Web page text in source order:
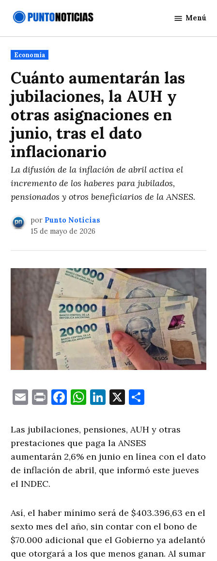
Noticias
Menú
Publicado
en
Economía
Cuánto aumentarán las
jubilaciones, la AUH y
otras asignaciones en
junio, tras el dato
inflacionario
La difusión de la inflación de abril activa el
incremento de los haberes para jubilados,
pensionados y otros beneficiarios de la ANSES.
por Punto Noticias
15 de mayo de 2026
EmailPrintFacebook
WhatsApp
LinkedIn
X
Las jubilaciones, pensiones, AUH y otras
prestaciones que paga la ANSES
aumentarán 2,6% en junio en línea con el dato
de inflación de abril, que informó este jueves
el INDEC.
Así, el haber mínimo será de $403.396,63 en el
sexto mes del año, sin contar con el bono de
$70.000 adicional que el Gobierno ya adelantó
que otorgará a los que menos ganan. Al sumar